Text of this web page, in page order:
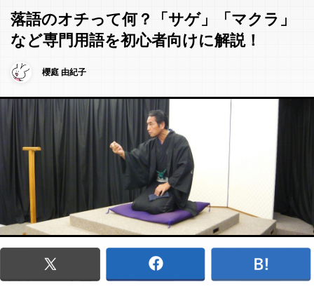
落語のオチって何？「サゲ」「マクラ」
など専門用語を初心者向けに解説！
櫻庭 由紀子